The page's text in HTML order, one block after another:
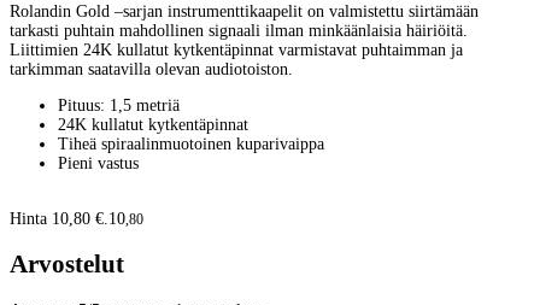
Rolandin Gold –sarjan instrumenttikaapelit on valmistettu siirtämään
tarkasti puhtain mahdollinen signaali ilman minkäänlaisia häiriöitä.
Liittimien 24K kullatut kytkentäpinnat varmistavat puhtaimman ja
tarkimman saatavilla olevan audiotoiston.
Pituus: 1,5 metriä
24K kullatut kytkentäpinnat
Tiheä spiraalinmuotoinen kuparivaippa
Pieni vastus
Hinta 10,80 €. 10,80
Arvostelut